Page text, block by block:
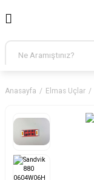
Anasayfa Elmas Uçlar